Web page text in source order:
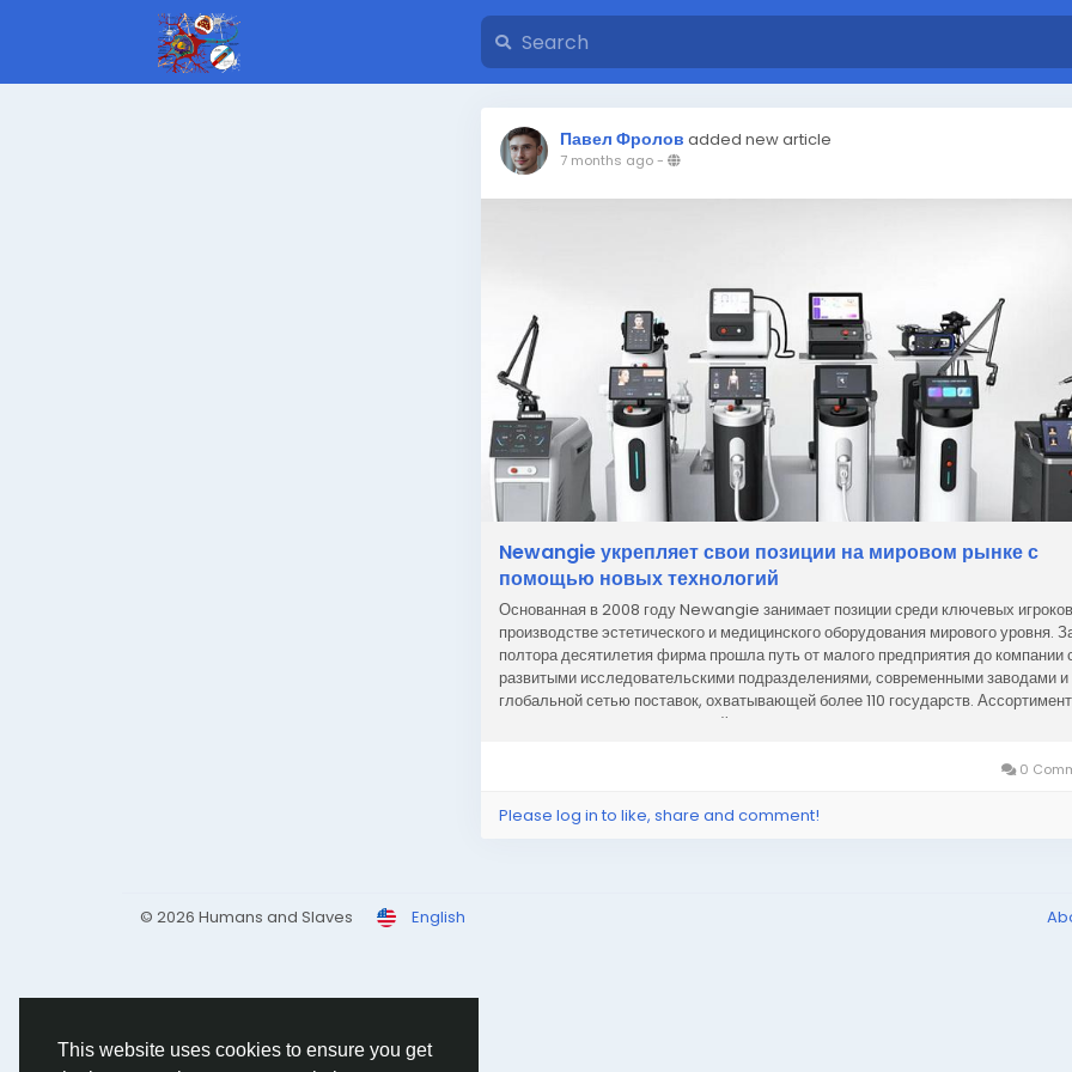
This website uses cookies to ensure you get
Павел Фролов added new article
7 months ago-
Newangie укрепляет свои позиции на мировом рынке с
помощью новых технологий
Основанная в 2008 году Newangie занимает позиции среди ключевых
производстве эстетического и медицинского оборудования мирового уровня.
полтора десятилетия фирма прошла путь от малого предприятия до компании
развитыми исследовательскими подразделениями, современными заводами и
глобальной сетью поставок, охватывающей более 110 государств. Ассортимент
Newangie представляет собой...
0
Please log in to like, share and comment!
© 2026 Humans and Slaves English